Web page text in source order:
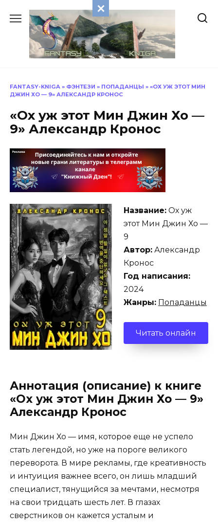
содержанию
FANTASY-KNIGA » ФЭНТЕЗИ » ПОПАДАНЦЫ » «ОХ УЖ ЭТОТ МИН
ДЖИН ХО — 9» АЛЕКСАНДР КРОНОС
«Ох уж этот Мин Джин Хо —
9» Александр Кронос
Название: Ох уж
этот Мин Джин Хо —
9
Автор: Александр
Кронос
Год написания:
2024
Жанры: Попаданцы
Читать онлайн
Аннотация (описание) к книге
«Ох уж этот Мин Джин Хо — 9»
Александр Кронос
Мин Джин Хо — имя, которое еще не успело
стать легендой, но уже на пороге великого
переворота. В мире рекламы, где креативность
и интуиция важнее всего, он лишь младший
специалист, тянущийся за мечтами, несмотря
на свои тридцать шесть лет. В глазах
сверстников он кажется усталым и